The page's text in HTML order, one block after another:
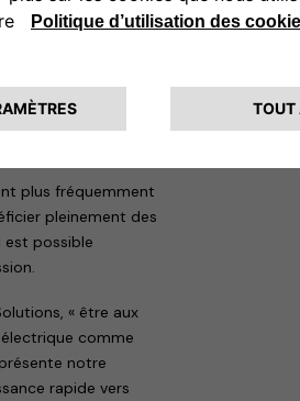
».
et environ 450 000
gérer toutes les
aux
premiers pas
de 0,90 euro par
plus fréquemment
pleinement des
est possible
« être aux
comme
notre
rapide vers